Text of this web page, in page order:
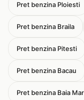
Pret benzina Ploiesti
Pret benzina Braila
Pret benzina Pitesti
Pret benzina Bacau
Pret benzina Baia